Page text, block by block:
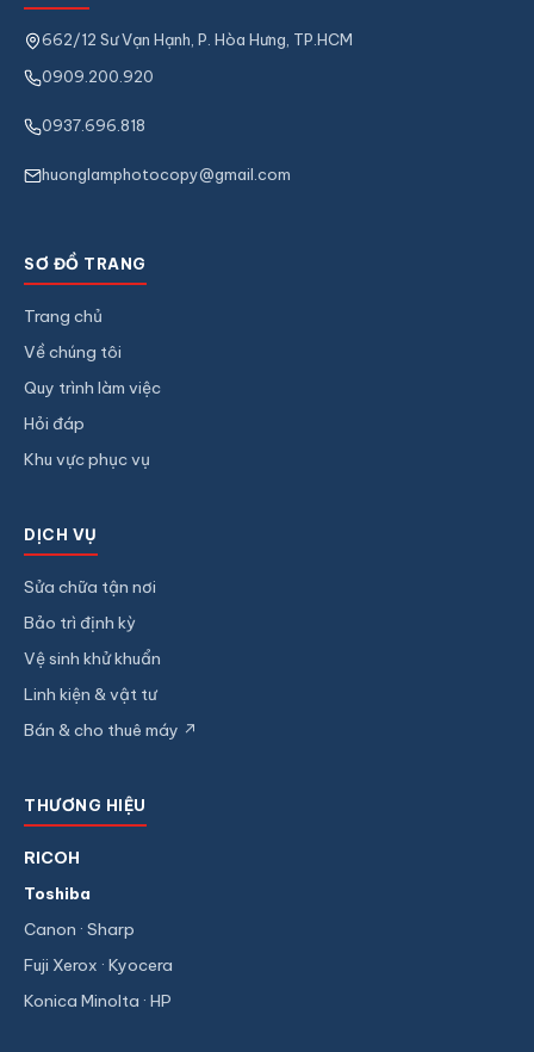
662/12 Sư Vạn Hạnh, P. Hòa Hưng, TP.HCM
0909.200.920
0937.696.818
huonglamphotocopy@gmail.com
SƠ ĐỒ TRANG
Trang chủ
Về chúng tôi
Quy trình làm việc
Hỏi đáp
Khu vực phục vụ
DỊCH VỤ
Sửa chữa tận nơi
Bảo trì định kỳ
Vệ sinh khử khuẩn
Linh kiện & vật tư
Bán & cho thuê máy ↗
THƯƠNG HIỆU
RICOH
Toshiba
Canon · Sharp
Fuji Xerox · Kyocera
Konica Minolta · HP